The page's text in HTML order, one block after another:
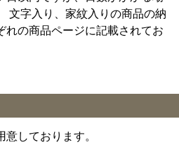
文字入り、家紋入りの商品の納
れの商品ページに記載されてお
しております。